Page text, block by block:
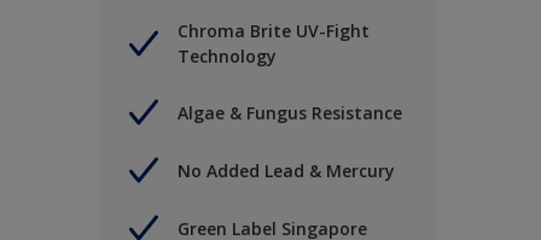
Chroma Brite UV-Fight
Technology
Algae & Fungus Resistance
No Added Lead & Mercury
Green Label Singapore